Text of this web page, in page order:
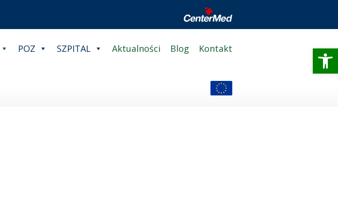
POZ SZPITAL Aktualności Blog Kontakt